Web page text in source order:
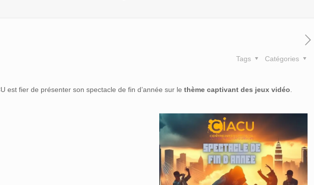
Catégories
Tags
est fier de présenter son spectacle de fin d’année sur lethème captivant des jeux vidéo